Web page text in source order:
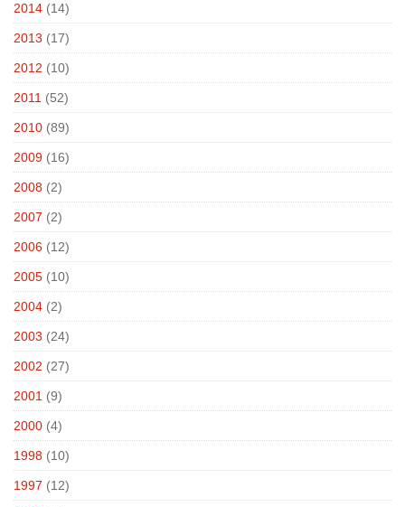
2014 (14)
2013 (17)
2012 (10)
2011 (52)
2010 (89)
2009 (16)
2008 (2)
2007 (2)
2006 (12)
2005 (10)
2004 (2)
2003 (24)
2002 (27)
2001 (9)
2000 (4)
1998 (10)
1997 (12)